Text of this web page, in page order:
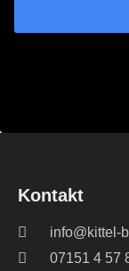
Kontakt
info@kittel-
07151 4 57